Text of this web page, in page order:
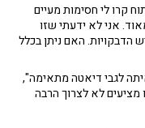
קרו לי חסימות מעיים
אני לא ידעתי שזו
הדבקויות. האם ניתן בכלל
לגבי דיאטה מתאימה",
לא לצרוך הרבה